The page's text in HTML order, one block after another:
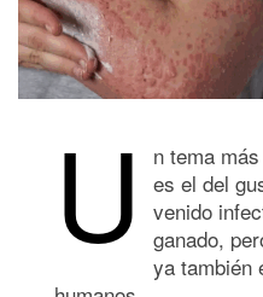
U
n tema
es el del
venido
ganado,
ya también